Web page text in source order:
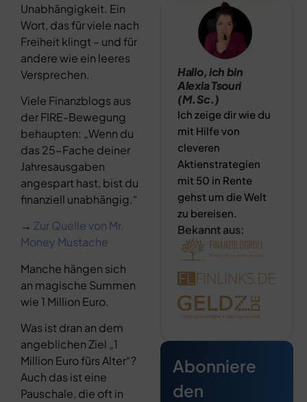
Unabhängigkeit. Ein
Wort, das für viele nach
Freiheit klingt – und für
andere wie ein leeres
Versprechen.
Viele Finanzblogs aus
der FIRE-Bewegung
behaupten: „Wenn du
das 25-Fache deiner
Jahresausgaben
angespart hast, bist du
finanziell unabhängig.“
→ Zur Quelle von Mr.
Money Mustache
Manche hängen sich
an magische Summen
wie 1 Million Euro.
Was ist dran an dem
angeblichen Ziel „1
Million Euro fürs Alter“?
Auch das ist eine
Pauschale, die oft in
Hallo, ich bin
Alexia Tsouri
(M.Sc.)
Ich zeige dir wie du
mit Hilfe von
cleveren
Aktienstrategien
mit 50 in Rente
gehst um die Welt
zu bereisen.
Bekannt aus:
Abonniere
den